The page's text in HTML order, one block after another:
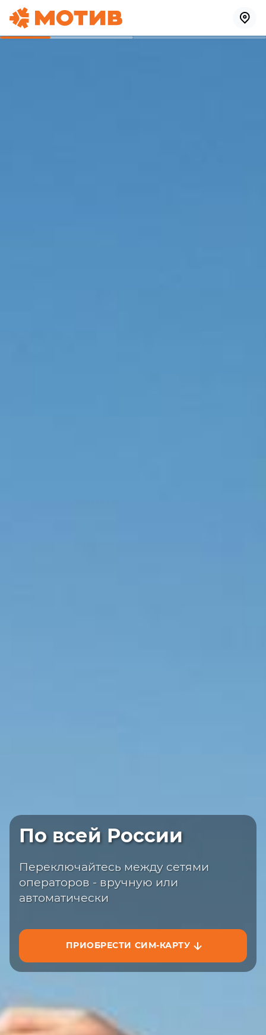
По всей России
Переключайтесь между сетями
операторов - вручную или
автоматически
ПРИОБРЕСТИ СИМ-КАРТУ
Быстрая доставка
сайте или на маркетплейсах
ЗАКАЗАТЬ НА САЙТЕ